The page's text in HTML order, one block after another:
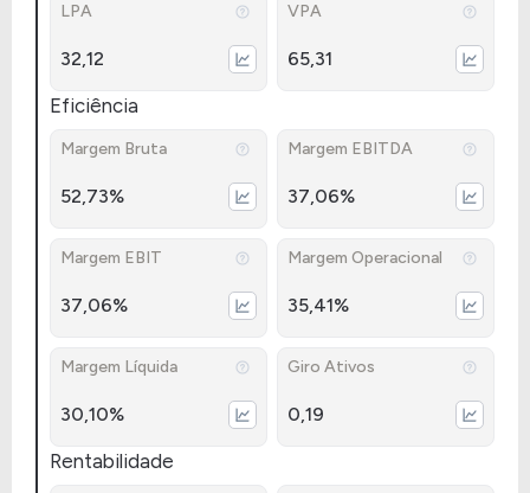
LPA
32,12
VPA
65,31
Eficiência
Margem Bruta
52,73%
Margem EBITDA
37,06%
Margem EBIT
37,06%
Margem Operacional
35,41%
Margem Líquida
30,10%
Giro Ativos
0,19
Rentabilidade